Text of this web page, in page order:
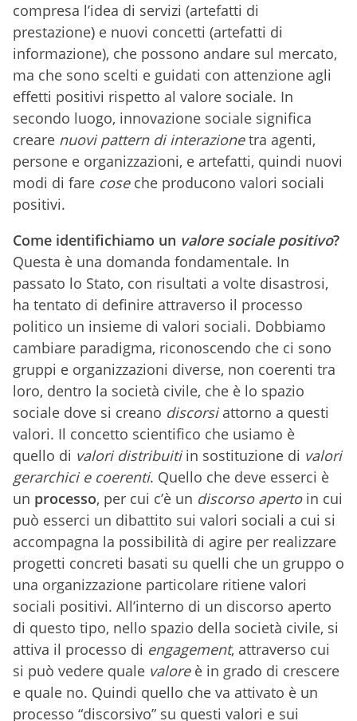
compresa l’idea di servizi (artefatti di
prestazione) e nuovi concetti (artefatti di
informazione), che possono andare sul mercato,
ma che sono scelti e guidati con attenzione agli
effetti positivi rispetto al valore sociale. In
secondo luogo, innovazione sociale significa
creare nuovi pattern di interazionetra agenti,
persone e organizzazioni, e artefatti, quindi nuovi
modi di fare coseche producono valori sociali
positivi.
Come identifichiamo un valore sociale positivo?
Questa è una domanda fondamentale. In
passato lo Stato, con risultati a volte disastrosi,
ha tentato di definire attraverso il processo
politico un insieme di valori sociali. Dobbiamo
cambiare paradigma, riconoscendo che ci sono
gruppi e organizzazioni diverse, non coerenti tra
loro, dentro la società civile, che è lo spazio
sociale dove si creano discorsiattorno a questi
valori. Il concetto scientifico che usiamo è
quello di valori distribuitiin sostituzione di valori
gerarchici e coerenti. Quello che deve esserci è
un processo, per cui c’è un discorso apertoin cui
può esserci un dibattito sui valori sociali a cui si
accompagna la possibilità di agire per realizzare
progetti concreti basati su quelli che un gruppo o
una organizzazione particolare ritiene valori
sociali positivi. All’interno di un discorso aperto
di questo tipo, nello spazio della società civile, si
attiva il processo di engagement, attraverso cui
si può vedere quale valore è in grado di crescere
e quale no. Quindi quello che va attivato è un
processo “discorsivo” su questi valori e sui